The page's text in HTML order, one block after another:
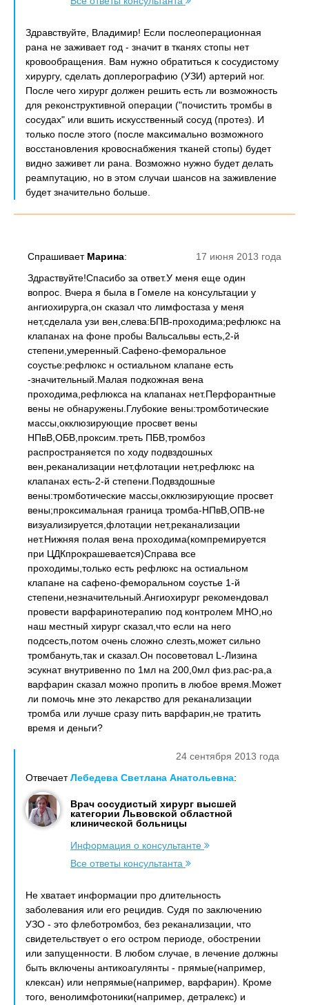
Здравствуйте, Владимир! Если послеоперационная
рана не заживает год - значит в тканях стопы нет
кровообращения. Вам нужно обратиться к сосудистому
хирургу, сделать доплерографию (УЗИ) артерий ног.
После чего хирург должен решить есть ли возможность
для реконструктивной операции ("почистить тромбы в
сосудах" или вшить искусственный сосуд (протез). И
только после этого (после максимально возможного
восстановления кровоснабжения тканей стопы) будет
видно заживет ли рана. Возможно нужно будет делать
реампутацию, но в этом случаи шансов на заживление
будет значительно больше.
17 июня 2013 года
Спрашивает Марина:
Здраствуйте!Спасибо за ответ.У меня еще один
вопрос. Вчера я была в Гомеле на консультации у
ангиохирурга,он сказал что лимфостаза у меня
нет,сделала узи вен,слева:БПВ-проходима;рефлюкс на
клапанах на фоне пробы Вальсальвы есть,2-й
степени,умеренный.Сафено-феморальное
соустье:рефлюкс н остиальном клапане есть
-значительный.Малая подкожная вена
проходима,рефлюкса на клапанах нет.Перфорантные
вены не обнаружены.Глубокие вены:тромботические
массы,окклюзирующие просвет вены
НПвВ,ОБВ,проксим.треть ПБВ,тромбоз
распространяется по ходу подвздошных
вен,реканализации нет,флотации нет,рефлюкс на
клапанах есть-2-й степени.Подвздошные
вены:тромботические массы,окклюзирующие просвет
вены;проксимальная граница тромба-НПвВ,ОПВ-не
визуализируется,флотации нет,реканализации
нет.Нижняя полая вена проходима(компремируется
при ЦДКпрокрашевается)Справа все
проходимы,только есть рефлюкс на остиальном
клапане на сафено-феморальном соустье 1-й
степени,незначительный.Ангиохирург рекомендовал
провести варфаринотерапию под контролем МНО,но
наш местный хирург сказал,что если на него
подсесть,потом очень сложно слезть,может сильно
тромбануть,так и сказал.Он посоветовал L-Лизина
эсукнат внутривенно по 1мл на 200,0мл физ.рас-ра,а
варфарин сказал можно пропить в любое время.Может
ли помочь мне это лекарство для реканализации
тромба или лучше сразу пить варфарин,не тратить
время и деньги?
24 сентября 2013 года
ОтвечаетЛебедева Светлана Анатольевна:
Врач сосудистый хирург высшей
категории Львовской областной
клинической больницы
Информация о консультанте
Все ответы консультанта
Не хватает информации про длительность
заболевания или его рецидив. Судя по заключению
УЗО - это флеботромбоз, без реканализации, что
свидетельствует о его остром периоде, обострении
или запущенности. В любом случае, в лечение должны
быть включены антикоагулянты - прямые(например,
клексан) или непрямые(например, варфарин). Кроме
того, венолимфотоники(например, детралекс) и